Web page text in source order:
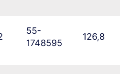
55-
1748595
126,8